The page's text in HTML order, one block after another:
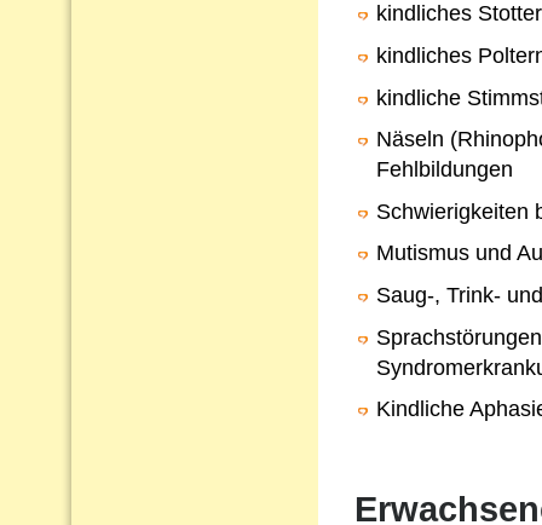
kindliches
kindliches
kindliche
Näseln
Fehlbildungen
Schwierigkeiten
Mutismus und
Saug-, Trink-
Kindliche